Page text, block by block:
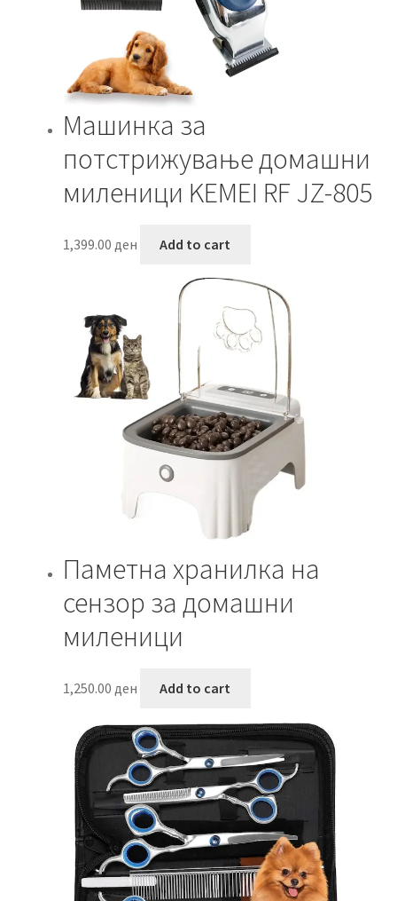
Машинка за
потстрижување домашни
миленици KEMEI RF JZ-805
1,399.00 ден Add to cart
Паметна хранилка на
сензор за домашни
миленици
1,250.00 ден Add to cart